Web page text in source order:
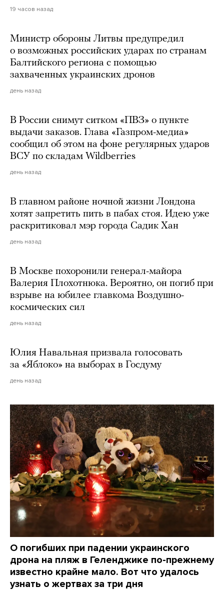
19 часов назад
Министр обороны Литвы предупредил
о возможных российских ударах по странам
Балтийского региона с помощью
захваченных украинских дронов
день назад
В России снимут ситком «ПВЗ» о пункте
выдачи заказов. Глава «Газпром-медиа»
сообщил об этом на фоне регулярных ударов
ВСУ по складам Wildberries
день назад
В главном районе ночной жизни Лондона
хотят запретить пить в пабах стоя. Идею уже
раскритиковал мэр города Садик Хан
день назад
В Москве похоронили генерал-майора
Валерия Плохотнюка. Вероятно, он погиб при
взрыве на юбилее главкома Воздушно-
космических сил
день назад
Юлия Навальная призвала голосовать
за «Яблоко» на выборах в Госдуму
день назад
О погибших при падении украинского
дрона на пляж в Геленджике по-прежнему
известно крайне мало. Вот что удалось
узнать о жертвах за три дня